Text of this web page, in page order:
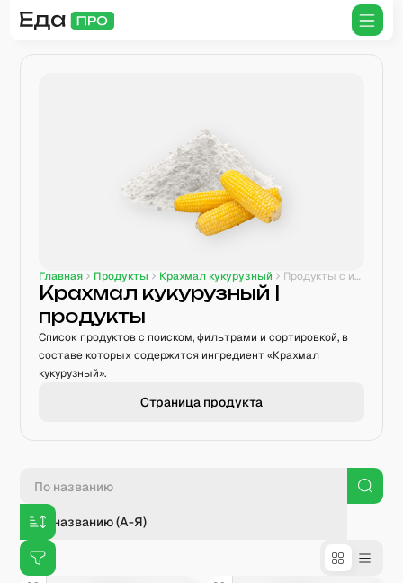
Главная Продукты Крахмал кукурузный Продукты с ингредиентом
Крахмал кукурузный |
продукты
Список продуктов с поиском, фильтрами и сортировкой, в
составе которых содержится ингредиент «Крахмал
кукурузный».
Страница продукта
По названию (А-Я)